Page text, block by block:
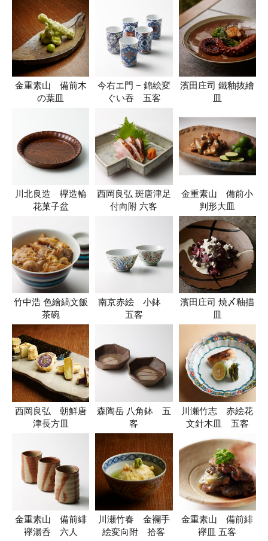
金重素山 備前木
の葉皿
今右エ門 – 錦絵変
ぐい吞 五客
濱田庄司 鐵釉抜繪
皿
川北良造 欅造輪
花菓子盆
西岡良弘 斑唐津足
付向附 六客
金重素山 備前小
判形大皿
竹中浩 色繪縞文飯
茶碗
南京赤絵 小鉢
五客
濱田庄司 焼〆釉描
皿
西岡良弘 朝鮮唐
津長方皿
森陶岳 八角鉢 五
客
川瀬竹志 赤絵花
文針木皿 五客
金重素山 備前緋
襷湯呑 六人
川瀬竹春 金襴手
絵変向附 拾客
金重素山 備前緋
襷皿 五客